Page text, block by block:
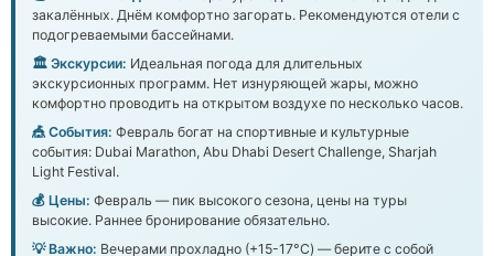
закалённых. Днём комфортно загорать. Рекомендуются отели с
подогреваемыми бассейнами.
🏛️ Экскурсии: Идеальная погода для длительных
экскурсионных программ. Нет изнуряющей жары, можно
комфортно проводить на открытом воздухе по несколько часов.
🎪 События: Февраль богат на спортивные и культурные
события: Dubai Marathon, Abu Dhabi Desert Challenge, Sharjah
Light Festival.
💰 Цены: Февраль — пик высокого сезона, цены на туры
высокие. Раннее бронирование обязательно.
💡 Важно: Вечерами прохладно (+15-17°C) — берите с собой